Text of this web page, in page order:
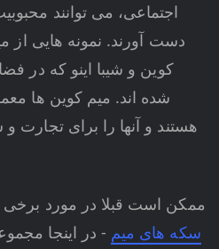
اجتماعی، می توانند
دست آورند. نمونه هایی از
کوین و شیبا اینو که در
شده اند. میم کوین ها
هستند و آنها را برای تجارت
ممکن است قبلا در مورد برخی
سکه های میم - در اینجا